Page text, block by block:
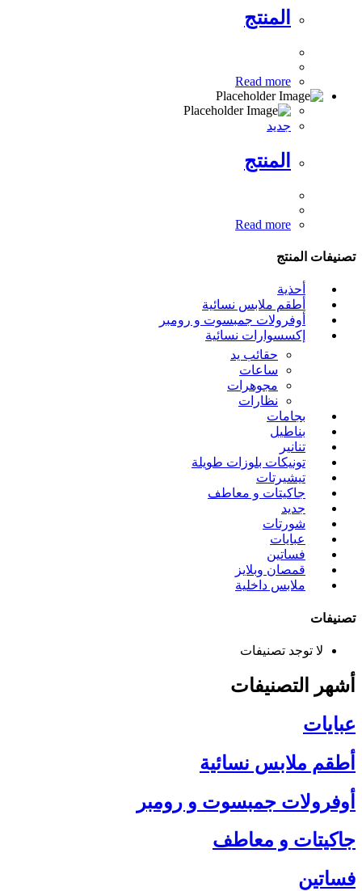
المنتج
Read more
جديد
المنتج
Read more
تصنيفات المنتج
أحذية
أطقم ملابس نسائية
أوفرولات جمبسوت و رومبر
إكسسوارات نسائية
حقائب يد
ساعات
مجوهرات
نظارات
بجامات
بناطيل
تنانير
تونيكات بلوزات طويلة
تيشيرتات
جاكيتات و معاطف
جديد
شورتات
عبايات
فساتين
قمصان وبلايز
ملابس داخلية
تصنيفات
لا توجد تصنيفات
أشهر التصنيفات
عبايات
أطقم ملابس نسائية
أوفرولات جمبسوت و رومبر
جاكيتات و معاطف
فساتين